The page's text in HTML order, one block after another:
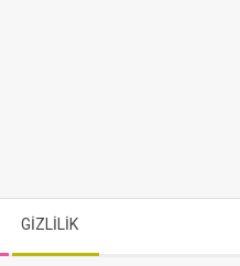
GİZLİLİK